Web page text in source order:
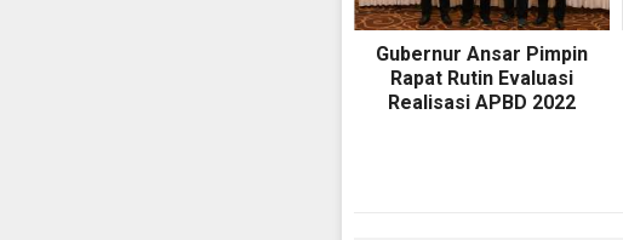
Gubernur Ansar Pimpin
Rapat Rutin Evaluasi
Realisasi APBD 2022